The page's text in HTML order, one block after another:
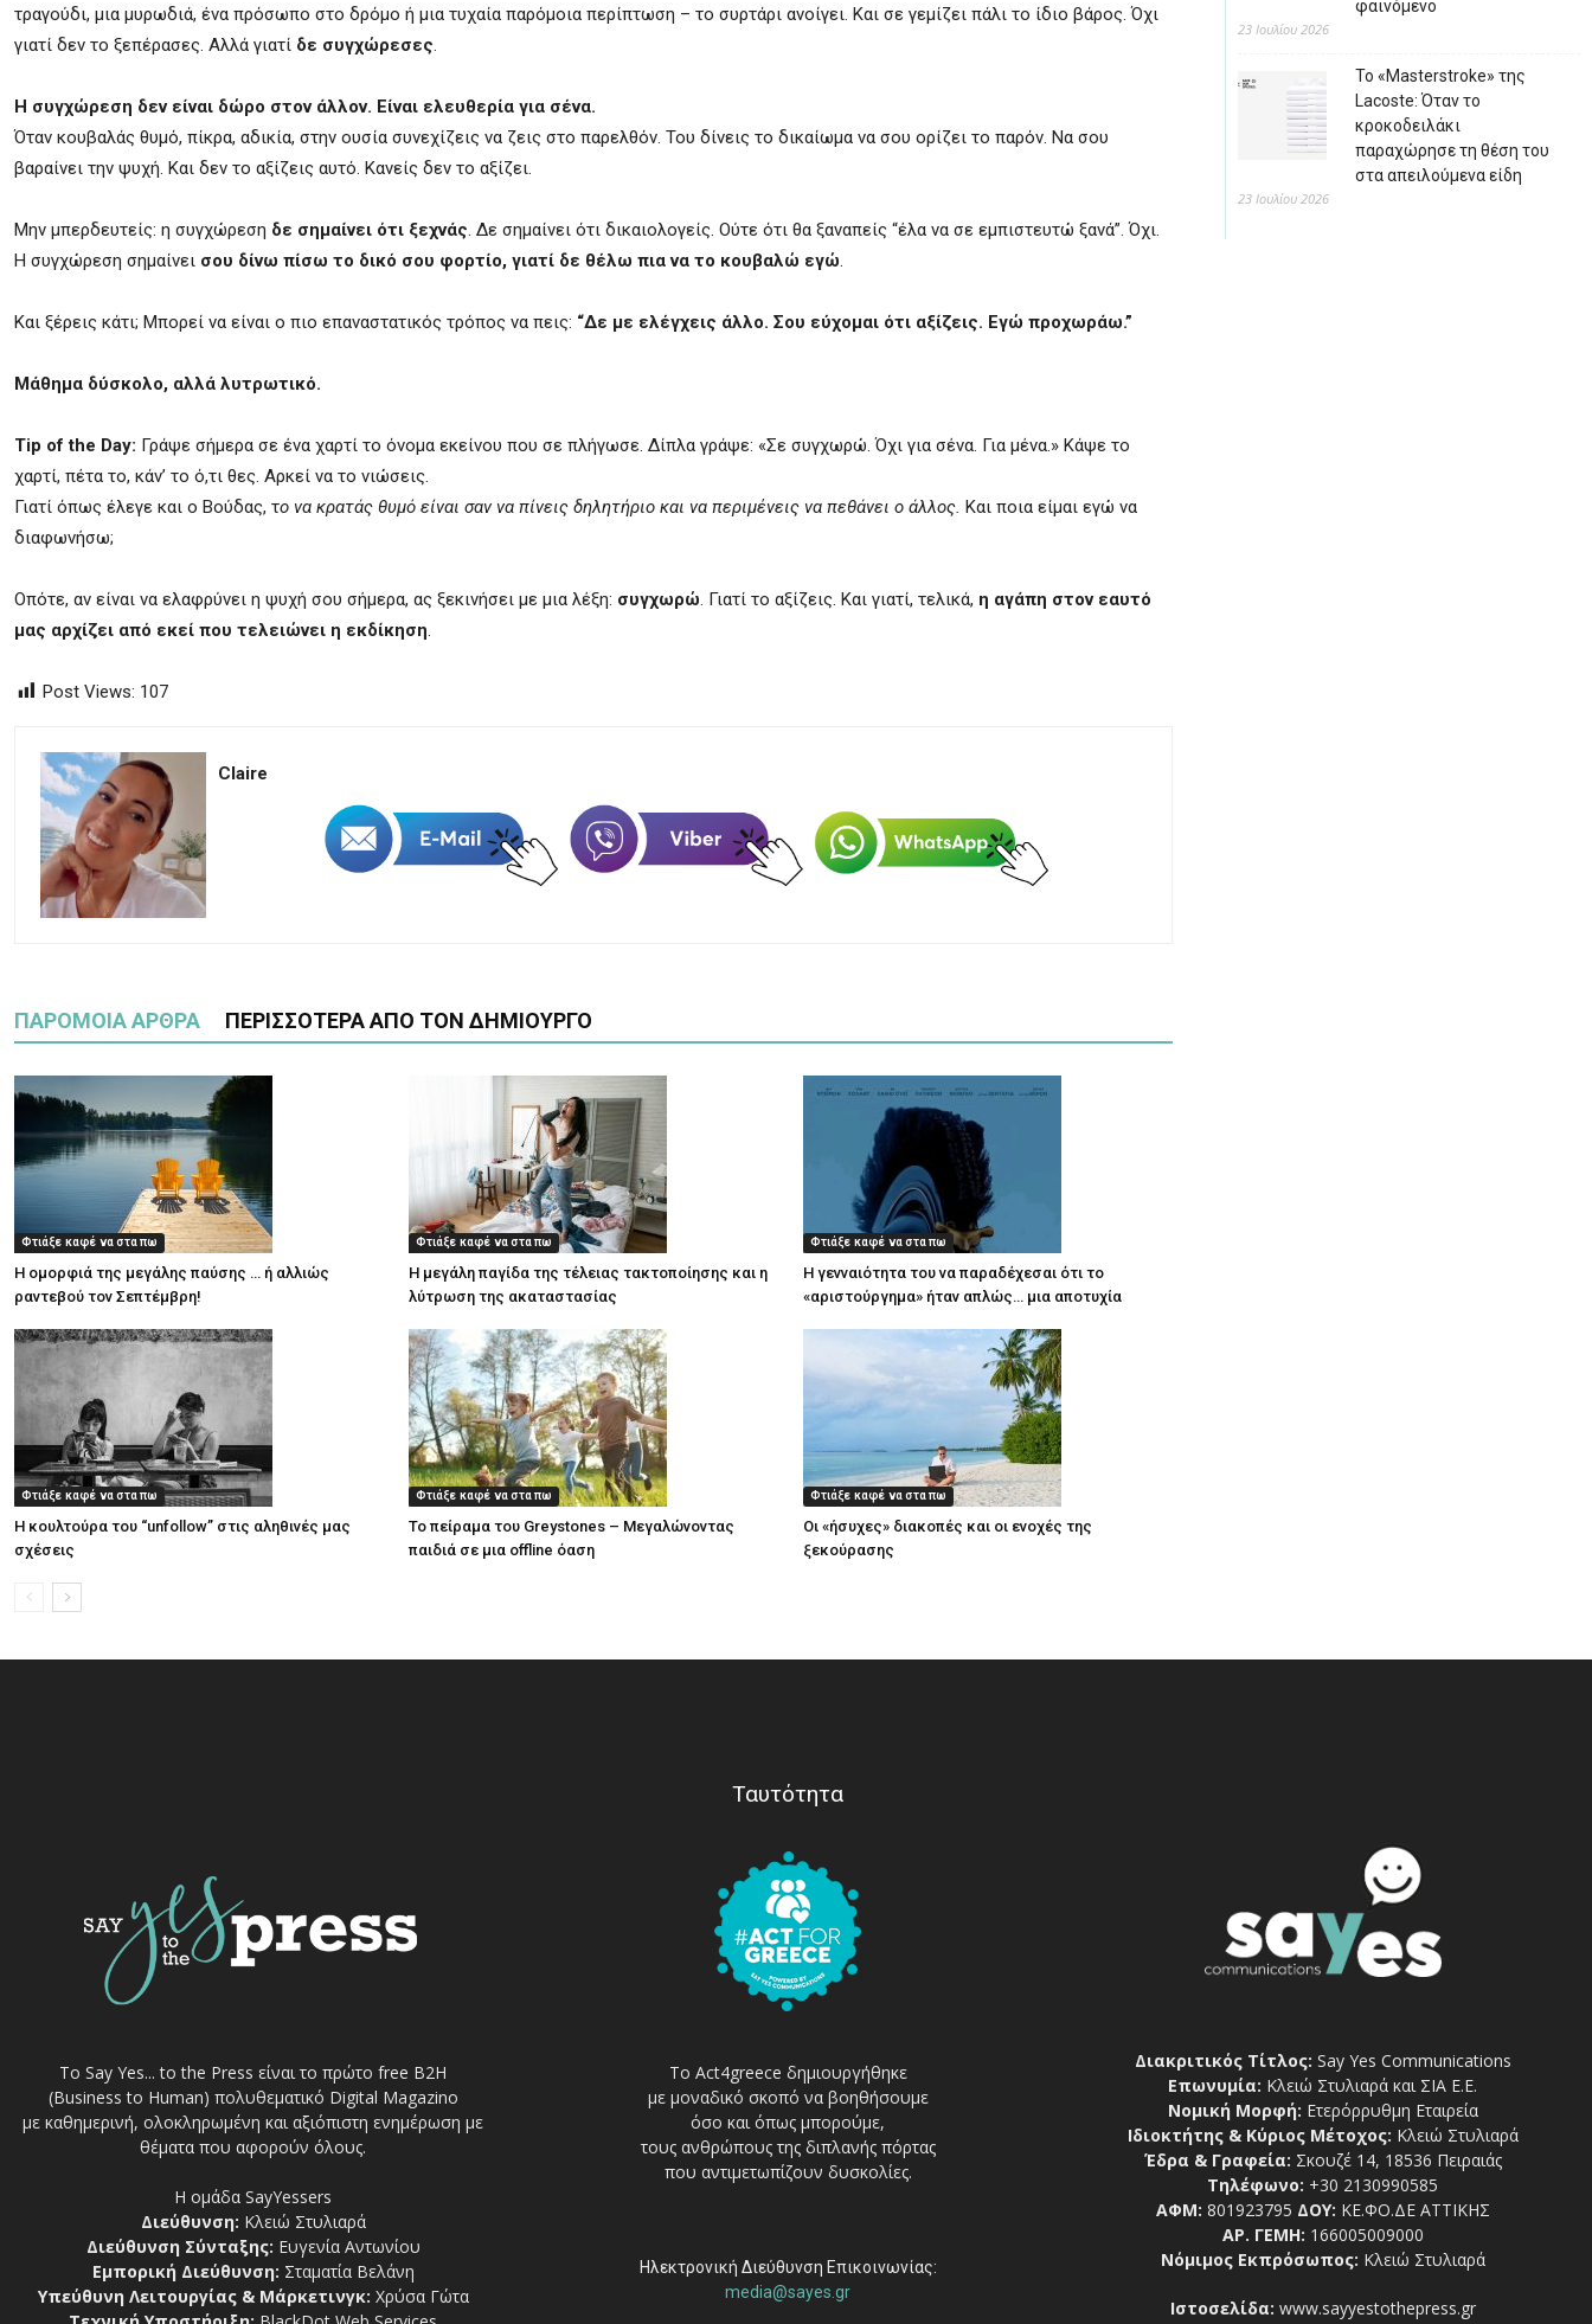
τραγούδι, μια μυρωδιά, ένα πρόσωπο στο δρόμο ή μια τυχαία παρόμοια περίπτωση – το συρτάρι ανοίγει. Και σε γεμίζει πάλι το ίδιο βάρος. Όχι
γιατί δεν το ξεπέρασες. Αλλά γιατί δε συγχώρεσες.
Η συγχώρεση δεν είναι δώρο στον άλλον. Είναι ελευθερία για σένα.
Όταν κουβαλάς θυμό, πίκρα, αδικία, στην ουσία συνεχίζεις να ζεις στο παρελθόν. Του δίνεις το δικαίωμα να σου ορίζει το παρόν. Να σου
βαραίνει την ψυχή. Και δεν το αξίζεις αυτό. Κανείς δεν το αξίζει.
Μην μπερδευτείς: η συγχώρεση δε σημαίνει ότι ξεχνάς. Δε σημαίνει ότι δικαιολογείς. Ούτε ότι θα ξαναπείς “έλα να σε εμπιστευτώ ξανά”. Όχι.
Η συγχώρεση σημαίνει σου δίνω πίσω το δικό σου φορτίο, γιατί δε θέλω πια να το κουβαλώ εγώ.
Και ξέρεις κάτι; Μπορεί να είναι ο πιο επαναστατικός τρόπος να πεις: “Δε με ελέγχεις άλλο. Σου εύχομαι ότι αξίζεις. Εγώ προχωράω.”
Μάθημα δύσκολο, αλλά λυτρωτικό.
Tip of the Day: Γράψε σήμερα σε ένα χαρτί το όνομα εκείνου που σε πλήγωσε. Δίπλα γράψε: «Σε συγχωρώ. Όχι για σένα. Για μένα.» Κάψε το
χαρτί, πέτα το, κάν’ το ό,τι θες. Αρκεί να το νιώσεις.
Γιατί όπως έλεγε και ο Βούδας, το να κρατάς θυμό είναι σαν να πίνεις δηλητήριο και να περιμένεις να πεθάνει ο άλλος. Και ποια είμαι εγώ να
διαφωνήσω;
Οπότε, αν είναι να ελαφρύνει η ψυχή σου σήμερα, ας ξεκινήσει με μια λέξη: συγχωρώ. Γιατί το αξίζεις. Και γιατί, τελικά, η αγάπη στον εαυτό
μας αρχίζει από εκεί που τελειώνει η εκδίκηση.
Post Views: 107
Claire
ΠΑΡΟΜΟΙΑ ΑΡΘΡΑ ΠΕΡΙΣΣΟΤΕΡΑ ΑΠΟ ΤΟΝ ΔΗΜΙΟΥΡΓΟ
Φτιάξε καφέ να στα πω
Η ομορφιά της μεγάλης παύσης … ή αλλιώς
ραντεβού τον Σεπτέμβρη!
Φτιάξε καφέ να στα πω
Η μεγάλη παγίδα της τέλειας τακτοποίησης και η
λύτρωση της ακαταστασίας
Φτιάξε καφέ να στα πω
Η γενναιότητα του να παραδέχεσαι ότι το
«αριστούργημα» ήταν απλώς… μια αποτυχία
Φτιάξε καφέ να στα πω
Η κουλτούρα του “unfollow” στις αληθινές μας
σχέσεις
Φτιάξε καφέ να στα πω
Το πείραμα του Greystones – Μεγαλώνοντας
παιδιά σε μια offline όαση
Φτιάξε καφέ να στα πω
Οι «ήσυχες» διακοπές και οι ενοχές της
ξεκούρασης
φαινόμενο
23 Ιουλίου 2026
Το «Masterstroke» της
Lacoste: Όταν το
κροκοδειλάκι
παραχώρησε τη θέση του
στα απειλούμενα είδη
23 Ιουλίου 2026
Το Say Yes... to the Press είναι το πρώτο free Β2Η
(Business to Human) πολυθεματικό Digital Magazino
με καθημερινή, ολοκληρωμένη και αξιόπιστη ενημέρωση με
θέματα που αφορούν όλους.
Η ομάδα SayYessers
Διεύθυνση: Κλειώ Στυλιαρά
Διεύθυνση Σύνταξης: Ευγενία Αντωνίου
Εμπορική Διεύθυνση: Σταματία Βελάνη
Υπεύθυνη Λειτουργίας & Μάρκετινγκ: Χρύσα Γώτα
Ταυτότητα
Το Act4greece δημιουργήθηκε
με μοναδικό σκοπό να βοηθήσουμε
όσο και όπως μπορούμε,
τους ανθρώπους της διπλανής πόρτας
που αντιμετωπίζουν δυσκολίες.
Ηλεκτρονική Διεύθυνση Επικοινωνίας:
media@sayes.gr
Διακριτικός Τίτλος: Say Yes Communications
Επωνυμία: Κλειώ Στυλιαρά και ΣΙΑ Ε.Ε.
Νομική Μορφή: Ετερόρρυθμη Εταιρεία
Ιδιοκτήτης & Κύριος Μέτοχος: Κλειώ Στυλιαρά
Έδρα & Γραφεία: Σκουζέ 14, 18536 Πειραιάς
Τηλέφωνο: +30 2130990585
ΑΦΜ: 801923795 ΔΟΥ: ΚΕ.ΦΟ.ΔΕ ΑΤΤΙΚΗΣ
ΑΡ. ΓΕΜΗ: 166005009000
Νόμιμος Εκπρόσωπος: Κλειώ Στυλιαρά
Ιστοσελίδα: www.sayyestothepress.gr